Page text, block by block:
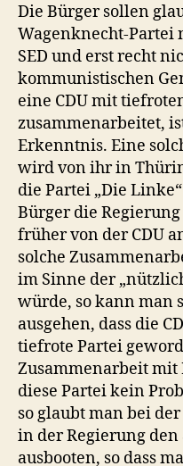
Die Bürger sollen
Wagenknecht-
SED und erst recht
kommunistischen
eine CDU mit
zusammenarbeitet,
Erkenntnis. Eine
wird von ihr in
die Partei „Die
Bürger die
früher von der CDU
solche
im Sinne der
würde, so kann man
ausgehen, dass die
tiefrote Partei
Zusammenarbeit
diese Partei kein
so glaubt man bei
in der Regierung
ausbooten, so dass